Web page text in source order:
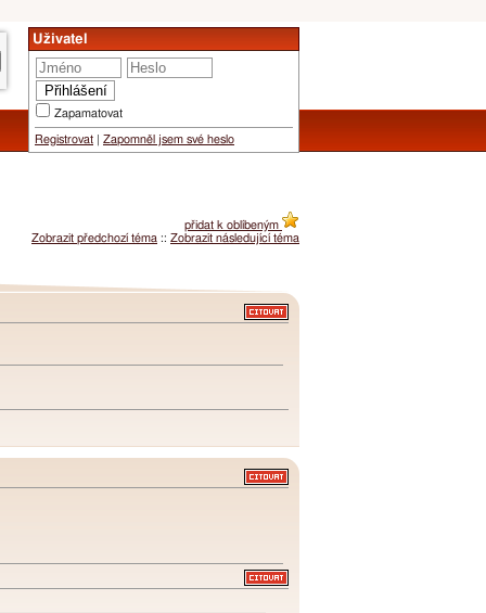
Uživatel
Zapamatovat
Registrovat Zapomněl jsem své heslo
přidat k oblíbeným
Zobrazit předchozí téma :: Zobrazit následující téma